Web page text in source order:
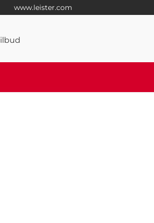
www.leister.com